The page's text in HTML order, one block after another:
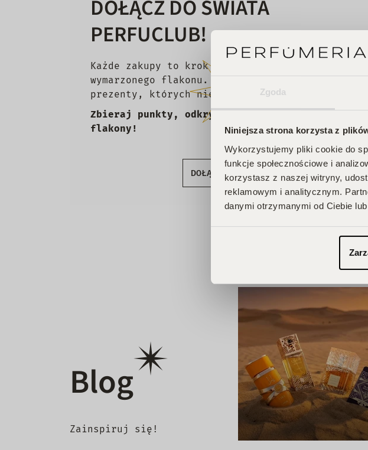
Zgoda
Niniejsza strona korzysta z
Wykorzystujemy pliki cookie do
funkcje społecznościowe i
korzystasz z naszej witryny,
reklamowym i analitycznym.
danymi otrzymanymi od Ciebie
DOŁĄCZ DO ŚWIATA
PERFUCLUB!
Każde zakupy to krok w stronę Twojego
wymarzonego flakonu. Czekają na Ciebie zniżki i
prezenty, których nie chcesz przegapić!
Zbieraj punkty, odkrywaj emocje, odbieraj
flakony!
DOŁĄCZ DO KLUBU!
Blog
Zainspiruj się!